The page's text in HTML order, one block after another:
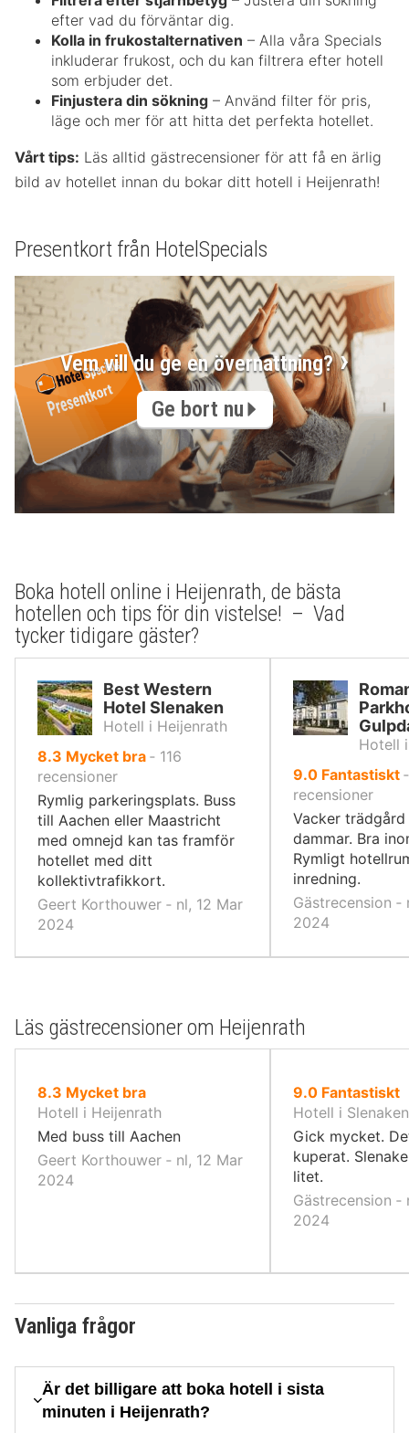
efter vad du förväntar dig.
Kolla in frukostalternativen – Alla våra Specials
inkluderar frukost, och du kan filtrera efter hotell
som erbjuder det.
Finjustera din sökning – Använd filter för pris,
läge och mer för att hitta det perfekta hotellet.
Vårt tips: Läs alltid gästrecensioner för att få en ärlig
bild av hotellet innan du bokar ditt hotell i Heijenrath!
Presentkort från HotelSpecials
Vem vill du ge en övernattning?
Ge bort nu
Boka hotell online i Heijenrath, de bästa
hotellen och tips för din vistelse! – Vad
tycker tidigare gäster?
Best Western
Hotel Slenaken
Hotell i Heijenrath
8.3 av
10,
Mycket bra ‐ 116
recensioner
Rymlig parkeringsplats. Buss
till Aachen eller Maastricht
med omnejd kan tas framför
hotellet med ditt
kollektivtrafikkort.
Geert Korthouwer ‐ nl, 12 Mar
2024
Hotell
9.0av
10,
Fantastiskt
recensioner
Vacker trädgård
dammar. Bra
Rymligt
inredning.
Gästrecension ‐
2024
Läs gästrecensioner om Heijenrath
8.3 av
10,
Mycket bra
Hotell i Heijenrath
Med buss till Aachen
Geert Korthouwer ‐ nl, 12 Mar
2024
9.0av
10,
Fantastiskt
Hotell i Slenaken
Gick mycket.
kuperat.
litet.
Gästrecension ‐
2024
Vanliga frågor
Är det billigare att boka hotell i sista
minuten i Heijenrath?